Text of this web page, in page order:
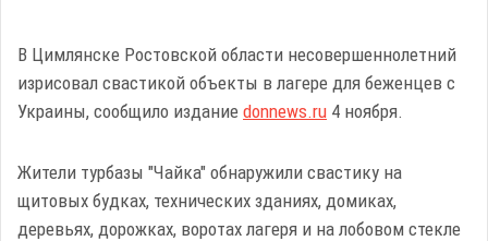
В Цимлянске Ростовской области несовершеннолетний
изрисовал свастикой объекты в лагере для беженцев с
Украины, сообщило издание donnews.ru 4 ноября.
Жители турбазы "Чайка" обнаружили свастику на
щитовых будках, технических зданиях, домиках,
деревьях, дорожках, воротах лагеря и на лобовом стекле